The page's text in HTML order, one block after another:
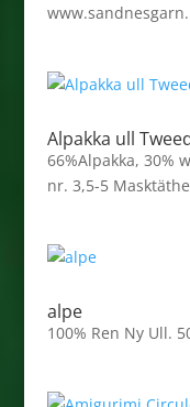
Alpakka ull
66%Alpakka, 30%
nr. 3,5-5
alpe
100% Ren Ny Ull.